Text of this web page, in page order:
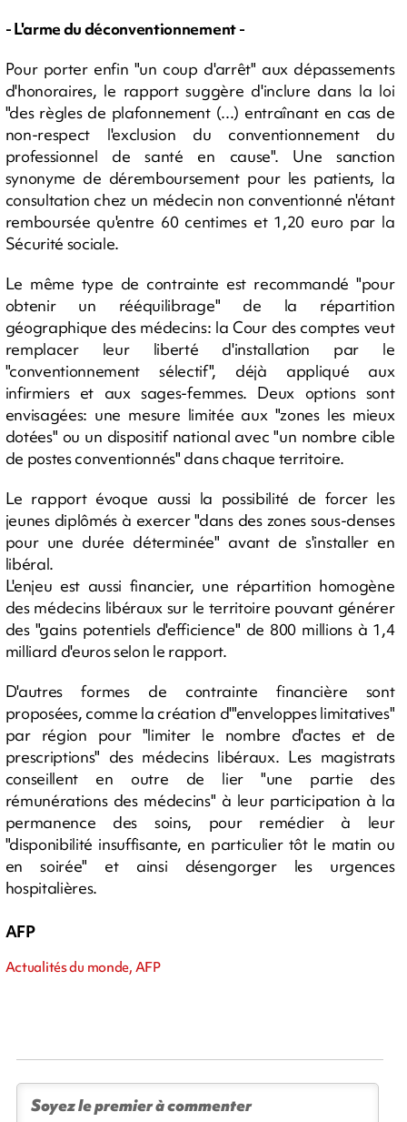
- L'arme du déconventionnement -
Pour porter enfin "un coup d'arrêt" aux dépassements
d'honoraires, le rapport suggère d'inclure dans la loi
"des règles de plafonnement (...) entraînant en cas de
non-respect l'exclusion du conventionnement du
professionnel de santé en cause". Une sanction
synonyme de déremboursement pour les patients, la
consultation chez un médecin non conventionné n'étant
remboursée qu'entre 60 centimes et 1,20 euro par la
Sécurité sociale.
Le même type de contrainte est recommandé "pour
obtenir un rééquilibrage" de la répartition
géographique des médecins: la Cour des comptes veut
remplacer leur liberté d'installation par le
"conventionnement sélectif", déjà appliqué aux
infirmiers et aux sages-femmes. Deux options sont
envisagées: une mesure limitée aux "zones les mieux
dotées" ou un dispositif national avec "un nombre cible
de postes conventionnés" dans chaque territoire.
Le rapport évoque aussi la possibilité de forcer les
jeunes diplômés à exercer "dans des zones sous-denses
pour une durée déterminée" avant de s'installer en
libéral.
L'enjeu est aussi financier, une répartition homogène
des médecins libéraux sur le territoire pouvant générer
des "gains potentiels d'efficience" de 800 millions à 1,4
milliard d'euros selon le rapport.
D'autres formes de contrainte financière sont
proposées, comme la création d'"enveloppes limitatives"
par région pour "limiter le nombre d'actes et de
prescriptions" des médecins libéraux. Les magistrats
conseillent en outre de lier "une partie des
rémunérations des médecins" à leur participation à la
permanence des soins, pour remédier à leur
"disponibilité insuffisante, en particulier tôt le matin ou
en soirée" et ainsi désengorger les urgences
hospitalières.
AFP
Actualités du monde, AFP